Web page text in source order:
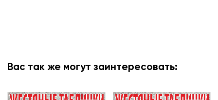
Вас так же могут заинтересовать: